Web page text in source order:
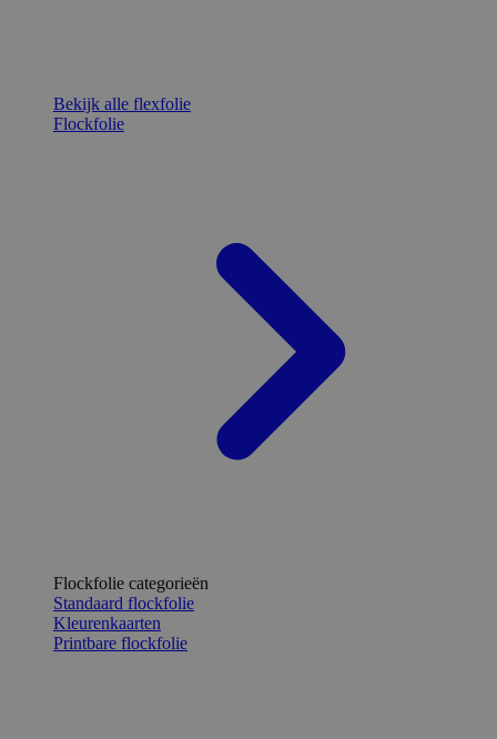
Bekijk alle flexfolie
Flockfolie
Flockfolie categorieën
Standaard flockfolie
Kleurenkaarten
Printbare flockfolie